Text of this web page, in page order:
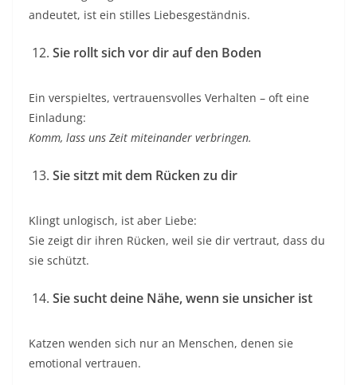
andeutet, ist ein stilles Liebesgeständnis.
Sie rollt sich vor dir auf den Boden
Ein verspieltes, vertrauensvolles Verhalten – oft eine
Einladung:
Komm, lass uns Zeit miteinander verbringen.
Sie sitzt mit dem Rücken zu dir
Klingt unlogisch, ist aber Liebe:
Sie zeigt dir ihren Rücken, weil sie dir vertraut, dass du
sie schützt.
Sie sucht deine Nähe, wenn sie unsicher ist
Katzen wenden sich nur an Menschen, denen sie
emotional vertrauen.